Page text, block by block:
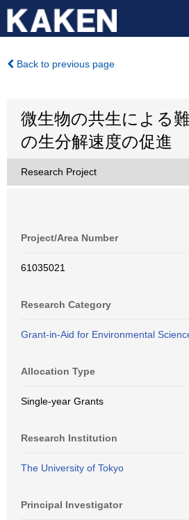
Back to previous page
微生物の共生による
の生分解速度の促進
Research Project
Project/Area Number
61035021
Research Category
Grant-in-Aid for Environmental
Allocation Type
Single-year Grants
Research Institution
The University of Tokyo
Principal Investigator